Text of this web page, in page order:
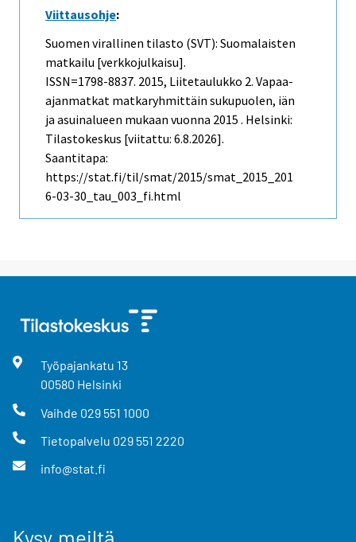
Viittausohje:
Suomen virallinen tilasto (SVT): Suomalaisten
matkailu [verkkojulkaisu].
ISSN=1798-8837. 2015, Liitetaulukko 2. Vapaa-
ajanmatkat matkaryhmittäin sukupuolen, iän
ja asuinalueen mukaan vuonna 2015 . Helsinki:
Tilastokeskus [viitattu: 6.8.2026].
Saantitapa:
https://stat.fi/til/smat/2015/smat_2015_201
6-03-30_tau_003_fi.html
Työpajankatu 13
00580 Helsinki
Vaihde 029 551 1000
Tietopalvelu 029 551 2220
info@stat.fi
Kysy meiltä